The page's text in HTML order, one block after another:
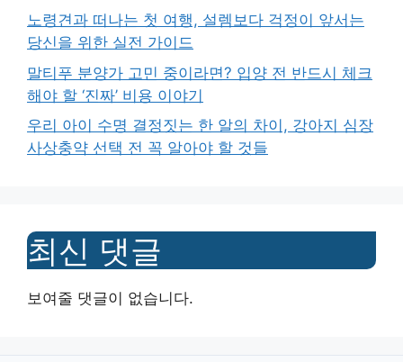
노령견과 떠나는 첫 여행, 설렘보다 걱정이 앞서는
당신을 위한 실전 가이드
말티푸 분양가 고민 중이라면? 입양 전 반드시 체크
해야 할 ‘진짜’ 비용 이야기
우리 아이 수명 결정짓는 한 알의 차이, 강아지 심장
사상충약 선택 전 꼭 알아야 할 것들
최신 댓글
보여줄 댓글이 없습니다.